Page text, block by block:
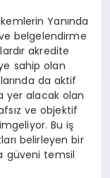
Yanında
belgelendirme
akredite
sahip olan
da aktif
yer alacak olan
ve objektif
Bu iş
belirleyen bir
güveni temsil